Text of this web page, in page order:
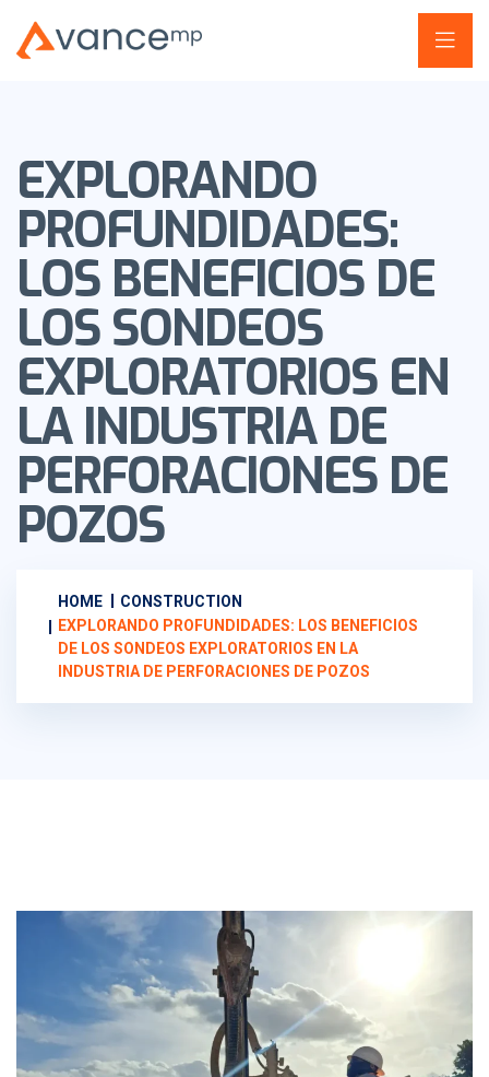
EXPLORANDO
PROFUNDIDADES:
LOS BENEFICIOS DE
LOS SONDEOS
EXPLORATORIOS EN
LA INDUSTRIA DE
PERFORACIONES DE
POZOS
HOME
CONSTRUCTION
EXPLORANDO PROFUNDIDADES: LOS BENEFICIOS
DE LOS SONDEOS EXPLORATORIOS EN LA
INDUSTRIA DE PERFORACIONES DE POZOS